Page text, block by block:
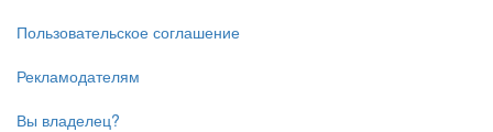
Пользовательское соглашение
Рекламодателям
Вы владелец?